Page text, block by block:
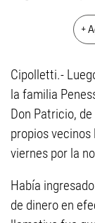
+
Cipolletti.-
la familia
Don Patricio,
propios
viernes por la
Había
de dinero en